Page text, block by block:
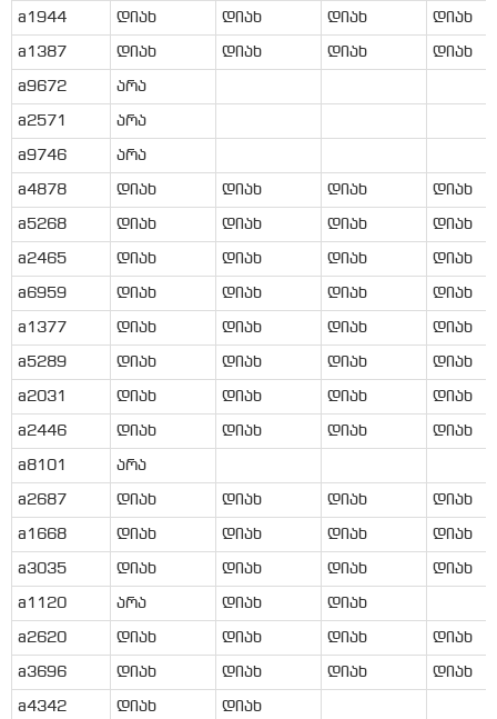
a1944 დიახ დიახ დიახ დიახ
a1387 დიახ დიახ დიახ დიახ
a9672 არა
a2571 არა
a9746 არა
a4878 დიახ დიახ დიახ დიახ
a5268 დიახ დიახ დიახ დიახ
a2465 დიახ დიახ დიახ დიახ
a6959 დიახ დიახ დიახ დიახ
a1377 დიახ დიახ დიახ დიახ
a5289 დიახ დიახ დიახ დიახ
a2031 დიახ დიახ დიახ დიახ
a2446 დიახ დიახ დიახ დიახ
a8101 არა
a2687 დიახ დიახ დიახ დიახ
a1668 დიახ დიახ დიახ დიახ
a3035 დიახ დიახ დიახ დიახ
a1120 არა დიახ დიახ
a2620 დიახ დიახ დიახ დიახ
a3696 დიახ დიახ დიახ დიახ
a4342 დიახ დიახ